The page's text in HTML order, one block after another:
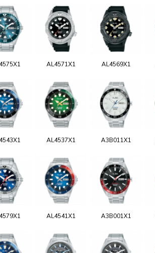
AL4571X1 AL4569X1
AL4537X1 A3B011X1
AL4541X1 A3B001X1